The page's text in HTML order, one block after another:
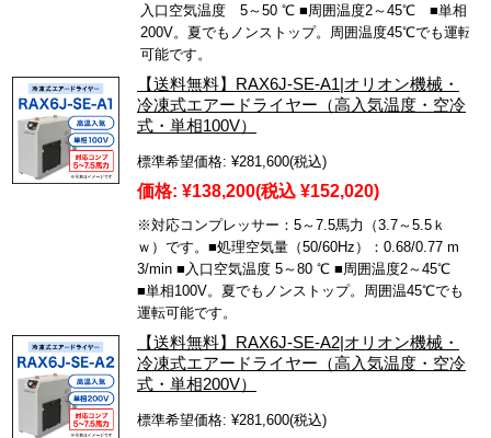
入口空気温度 5～50 ℃ ■周囲温度2～45℃ ■単相
200V。夏でもノンストップ。周囲温度45℃でも運転
可能です。
【送料無料】RAX6J-SE-A1|オリオン機械・
冷凍式エアードライヤー（高入気温度・空冷
式・単相100V）
標準希望価格: ¥281,600(税込)
価格: ¥138,200(税込 ¥152,020)
※対応コンプレッサー：5～7.5馬力（3.7～5.5ｋ
ｗ）です。■処理空気量（50/60Hz）：0.68/0.77 m
3/min ■入口空気温度 5～80 ℃ ■周囲温度2～45℃
■単相100V。夏でもノンストップ。周囲温45℃でも
運転可能です。
【送料無料】RAX6J-SE-A2|オリオン機械・
冷凍式エアードライヤー（高入気温度・空冷
式・単相200V）
標準希望価格: ¥281,600(税込)